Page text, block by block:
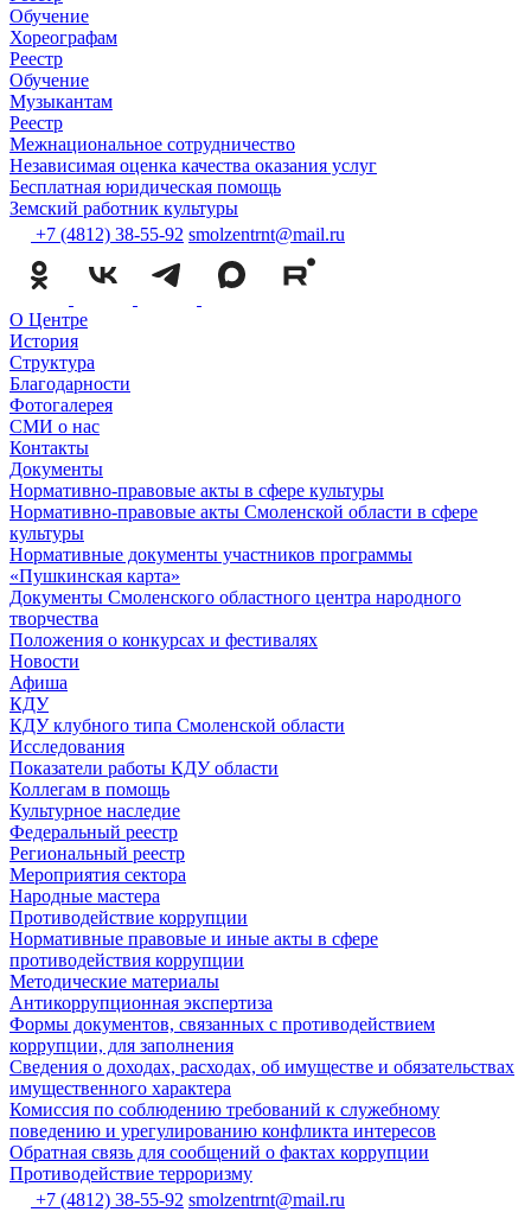
Обучение
Хореографам
Реестр
Обучение
Музыкантам
Реестр
Межнациональное сотрудничество
Независимая оценка качества оказания услуг
Бесплатная юридическая помощь
Земский работник культуры
+7 (4812) 38-55-92 smolzentrnt@mail.ru
О Центре
История
Структура
Благодарности
Фотогалерея
СМИ о нас
Контакты
Документы
Нормативно-правовые акты в сфере культуры
Нормативно-правовые акты Смоленской области в сфере
культуры
Нормативные документы участников программы
«Пушкинская карта»
Документы Смоленского областного центра народного
творчества
Положения о конкурсах и фестивалях
Новости
Афиша
КДУ
КДУ клубного типа Смоленской области
Исследования
Показатели работы КДУ области
Коллегам в помощь
Культурное наследие
Федеральный реестр
Региональный реестр
Мероприятия сектора
Народные мастера
Противодействие коррупции
Нормативные правовые и иные акты в сфере
противодействия коррупции
Методические материалы
Антикоррупционная экспертиза
Формы документов, связанных с противодействием
коррупции, для заполнения
Сведения о доходах, расходах, об имуществе и обязательствах
имущественного характера
Комиссия по соблюдению требований к служебному
поведению и урегулированию конфликта интересов
Обратная связь для сообщений о фактах коррупции
Противодействие терроризму
+7 (4812) 38-55-92 smolzentrnt@mail.ru